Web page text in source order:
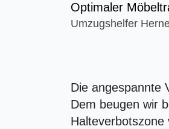
Optimaler
Umzugshelfer
Die angespannte
Dem beugen wir